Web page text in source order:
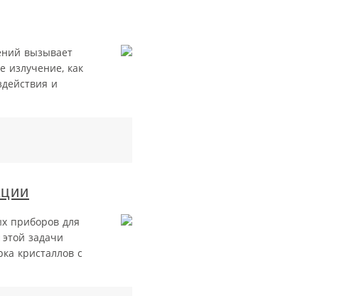
вызывает
излучение, как
и
приборов для
задачи
кристаллов с